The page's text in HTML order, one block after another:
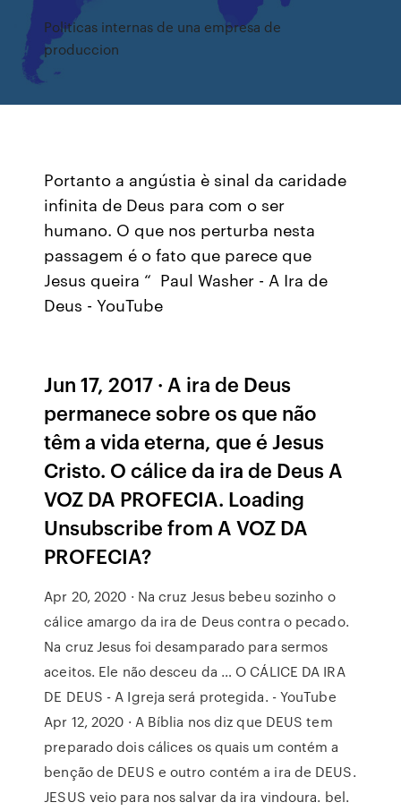
Politicas internas de una empresa de
produccion
Portanto a angústia è sinal da caridade
infinita de Deus para com o ser
humano. O que nos perturba nesta
passagem é o fato que parece que
Jesus queira “ Paul Washer - A Ira de
Deus - YouTube
Jun 17, 2017 · A ira de Deus
permanece sobre os que não
têm a vida eterna, que é Jesus
Cristo. O cálice da ira de Deus A
VOZ DA PROFECIA. Loading
Unsubscribe from A VOZ DA
PROFECIA?
Apr 20, 2020 · Na cruz Jesus bebeu sozinho o
cálice amargo da ira de Deus contra o pecado.
Na cruz Jesus foi desamparado para sermos
aceitos. Ele não desceu da … O CÁLICE DA IRA
DE DEUS - A Igreja será protegida. - YouTube
Apr 12, 2020 · A Bíblia nos diz que DEUS tem
preparado dois cálices os quais um contém a
benção de DEUS e outro contém a ira de DEUS.
JESUS veio para nos salvar da ira vindoura. bel.